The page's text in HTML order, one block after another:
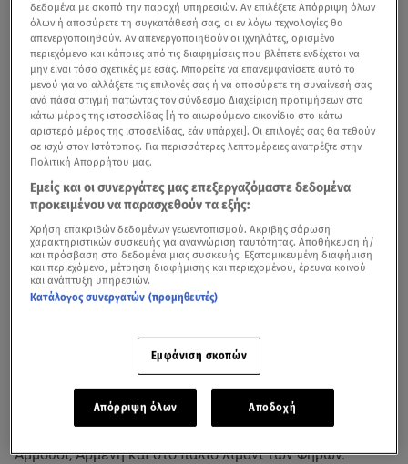
Αρχικά το μέγεθος του σεισμού είχε μετρηθεί στα 5,1
Ρίχτερ.Το επίκεντρο εντοπίστηκε 19 χλμ. Βόρεια
Βορειοδυτικά της Ανάφης.
Στις 14:20 σημειώθηκε και νέος σεισμός κοντά στην
Αμοργό αυτή τη φορά.Η αυτόματη λύση του
Γεωδυναμικού Ινστιτούτου έδωσε το μέγεθος του
σεισμού στα 4,9 Ρίχτερ,με το επίκεντρο να εντοπίζεται
σε θαλάσσια περιοχή στα 19 χιλιόμετρα, νότια-
νοτιοδυτικά της Αρκεσίνης Αμοργού και το εστιακό
βάθος στα 10 χιλιόμετρα.
άρον άρον το νησί
κατολίσθηση στην Καλντέρα,
ενώ εστάλη και
από το 112για κίνδυνο κατολισθήσεων στις περιοχές
Αμμούδι, Αρμένη και στο παλιό λιμάνι των Φηρών.
δεδομένα με σκοπό την παροχή υπηρεσιών. Αν επιλέξετε Απόρριψη όλων
όλων ή αποσύρετε τη συγκατάθεσή σας, οι εν λόγω τεχνολογίες θα
απενεργοποιηθούν. Αν απενεργοποιηθούν οι ιχνηλάτες, ορισμένο
περιεχόμενο και κάποιες από τις διαφημίσεις που βλέπετε ενδέχεται να
μην είναι τόσο σχετικές με εσάς. Μπορείτε να επανεμφανίσετε αυτό το
μενού για να αλλάξετε τις επιλογές σας ή να αποσύρετε τη συναίνεσή σας
ανά πάσα στιγμή πατώντας τον σύνδεσμο Διαχείριση προτιμήσεων στο
κάτω μέρος της ιστοσελίδας [ή το αιωρούμενο εικονίδιο στο κάτω
αριστερό μέρος της ιστοσελίδας, εάν υπάρχει]. Οι επιλογές σας θα τεθούν
σε ισχύ στον Ιστότοπος. Για περισσότερες λεπτομέρειες ανατρέξτε στην
Πολιτική Απορρήτου μας.
Εμείς και οι συνεργάτες μας επεξεργαζόμαστε δεδομένα
προκειμένου να παρασχεθούν τα εξής:
Χρήση επακριβών δεδομένων γεωεντοπισμού. Ακριβής σάρωση
χαρακτηριστικών συσκευής για αναγνώριση ταυτότητας. Αποθήκευση ή/
και πρόσβαση στα δεδομένα μιας συσκευής. Εξατομικευμένη διαφήμιση
και περιεχόμενο, μέτρηση διαφήμισης και περιεχομένου, έρευνα κοινού
και ανάπτυξη υπηρεσιών.
Κατάλογος συνεργατών (προμηθευτές)
Εμφάνιση σκοπών
Απόρριψη όλων Αποδοχή